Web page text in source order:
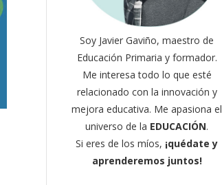
Soy Javier Gaviño, maestro de
Educación Primaria y formador.
Me interesa todo lo que esté
relacionado con la innovación y
mejora educativa. Me apasiona el
universo de la EDUCACIÓN.
Si eres de los míos, ¡quédate y
aprenderemos juntos!